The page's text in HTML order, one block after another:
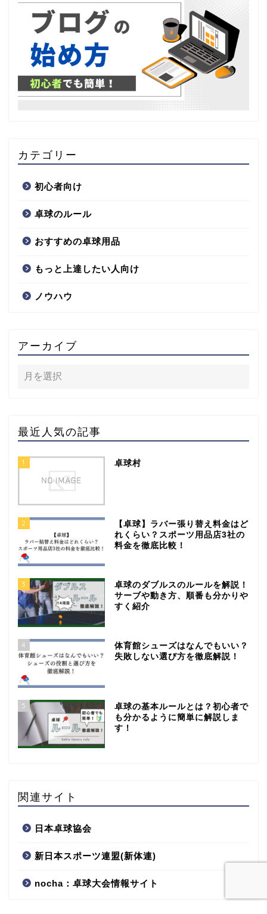
カテゴリー
初心者向け
卓球のルール
おすすめの卓球用品
もっと上達したい人向け
ノウハウ
アーカイブ
最近人気の記事
1 卓球村
2
【卓球】ラバー張り替え料金はど
れくらい？スポーツ用品店3社の
料金を徹底比較！
3
卓球のダブルスのルールを解説！
サーブや動き方、順番も分かりや
すく紹介
4
体育館シューズはなんでもいい？
失敗しない選び方を徹底解説！
5
卓球の基本ルールとは？初心者で
も分かるように簡単に解説しま
す！
関連サイト
日本卓球協会
新日本スポーツ連盟(新体連)
nocha：卓球大会情報サイト